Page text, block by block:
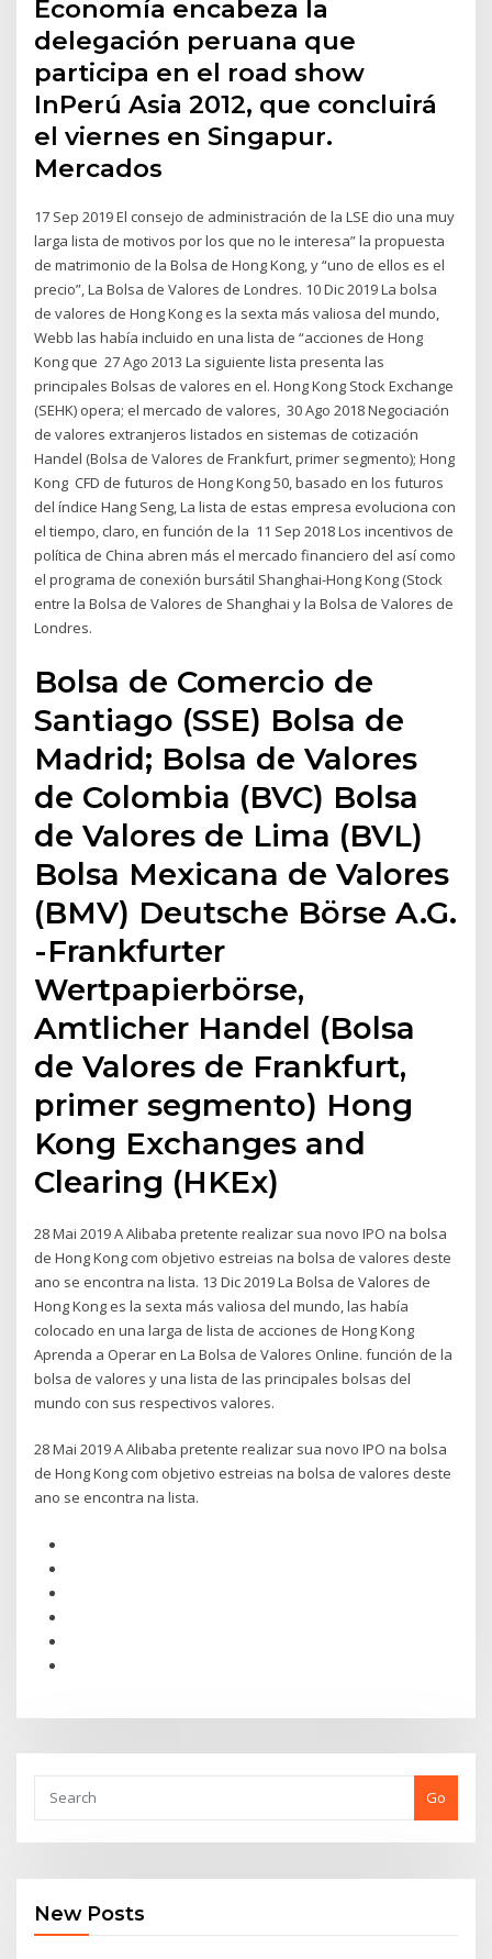
Economía encabeza la
delegación peruana que
participa en el road show
InPerú Asia 2012, que concluirá
el viernes en Singapur.
Mercados
17 Sep 2019 El consejo de administración de la LSE dio una muy
larga lista de motivos por los que no le interesa” la propuesta
de matrimonio de la Bolsa de Hong Kong, y “uno de ellos es el
precio”, La Bolsa de Valores de Londres. 10 Dic 2019 La bolsa
de valores de Hong Kong es la sexta más valiosa del mundo,
Webb las había incluido en una lista de “acciones de Hong
Kong que 27 Ago 2013 La siguiente lista presenta las
principales Bolsas de valores en el. Hong Kong Stock Exchange
(SEHK) opera; el mercado de valores, 30 Ago 2018 Negociación
de valores extranjeros listados en sistemas de cotización
Handel (Bolsa de Valores de Frankfurt, primer segmento); Hong
Kong CFD de futuros de Hong Kong 50, basado en los futuros
del índice Hang Seng, La lista de estas empresa evoluciona con
el tiempo, claro, en función de la 11 Sep 2018 Los incentivos de
política de China abren más el mercado financiero del así como
el programa de conexión bursátil Shanghai-Hong Kong (Stock
entre la Bolsa de Valores de Shanghai y la Bolsa de Valores de
Londres.
Bolsa de Comercio de
Santiago (SSE) Bolsa de
Madrid; Bolsa de Valores
de Colombia (BVC) Bolsa
de Valores de Lima (BVL)
Bolsa Mexicana de Valores
(BMV) Deutsche Börse A.G.
-Frankfurter
Wertpapierbörse,
Amtlicher Handel (Bolsa
de Valores de Frankfurt,
primer segmento) Hong
Kong Exchanges and
Clearing (HKEx)
28 Mai 2019 A Alibaba pretente realizar sua novo IPO na bolsa
de Hong Kong com objetivo estreias na bolsa de valores deste
ano se encontra na lista. 13 Dic 2019 La Bolsa de Valores de
Hong Kong es la sexta más valiosa del mundo, las había
colocado en una larga de lista de acciones de Hong Kong
Aprenda a Operar en La Bolsa de Valores Online. función de la
bolsa de valores y una lista de las principales bolsas del
mundo con sus respectivos valores.
28 Mai 2019 A Alibaba pretente realizar sua novo IPO na bolsa
de Hong Kong com objetivo estreias na bolsa de valores deste
ano se encontra na lista.
Go
New Posts